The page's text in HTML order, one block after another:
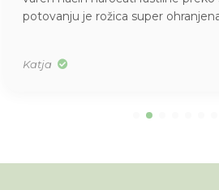
potovanju je rožica super
Katja